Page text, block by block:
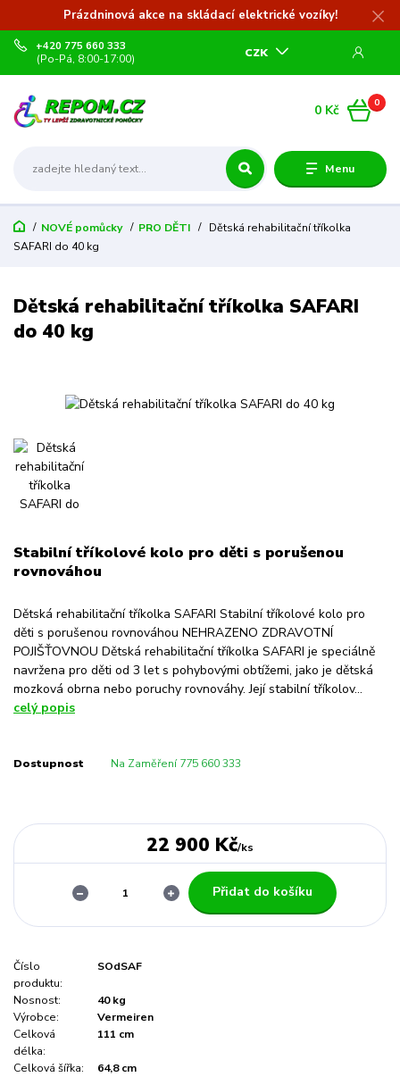
Prázdninová akce na skládací elektrické vozíky!
Menu
CZK
+420 775 660 333
(Po-Pá, 8:00-17:00)
0
0 Kč
NOVÉ pomůcky PRO DĚTI
Dětská rehabilitační tříkolka
SAFARI do 40 kg
Dětská rehabilitační tříkolka SAFARI
do 40 kg
Stabilní tříkolové kolo pro děti s porušenou
rovnováhou
Dětská rehabilitační tříkolka SAFARI Stabilní tříkolové kolo pro
děti s porušenou rovnováhou NEHRAZENO ZDRAVOTNÍ
POJIŠŤOVNOU Dětská rehabilitační tříkolka SAFARI je speciálně
navržena pro děti od 3 let s pohybovými obtížemi, jako je dětská
mozková obrna nebo poruchy rovnováhy. Její stabilní tříkolov...
celý popis
Dostupnost Na Zaměření 775 660 333
22 900 Kč/ks
Přidat do košíku
Číslo
produktu:
SOdSAF
Nosnost:
40 kg
Výrobce:
Vermeiren
Celková
délka:
111 cm
Celková šířka:
64,8 cm